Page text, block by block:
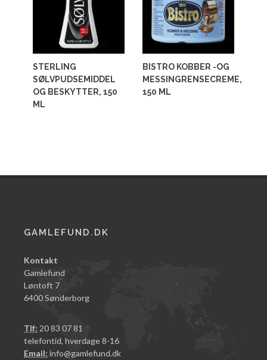
STERLING
SØLVPUDSEMIDDEL
OG BESKYTTER, 150
ML
BISTRO KOBBER -OG
MESSINGRENSECREME,
150 ML
GAMLEFUND.DK
Kontakt
Gamlefund
Løntoft 7
6400 Sønderborg
Tlf: 20 83 07 81
telefontid, hverdage 8-16
Email: info@gamlefund.dk